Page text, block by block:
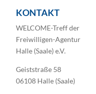
KONTAKT
WELCOME-Treff der
Freiwilligen-Agentur
Halle (Saale) e.V.
Geiststraße 58
06108 Halle (Saale)